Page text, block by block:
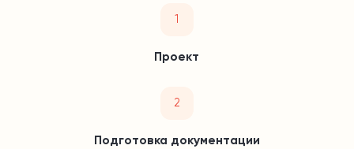
1
Проект
2
Подготовка документации